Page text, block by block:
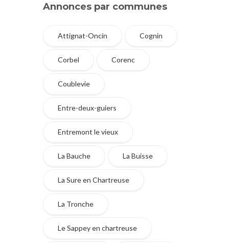
Annonces par communes
Attignat-Oncin Cognin
Corbel Corenc
Coublevie
Entre-deux-guiers
Entremont le vieux
La Bauche La Buisse
La Sure en Chartreuse
La Tronche
Le Sappey en chartreuse